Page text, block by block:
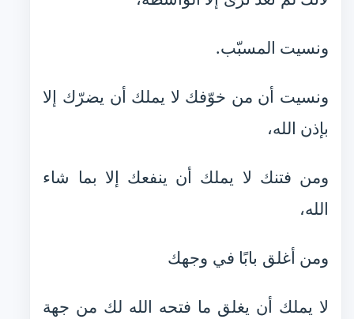
ونسيت المسبّب.
ونسيت أن من خوّفك لا يملك أن يضرّك إلا
بإذن الله،
ومن فتنك لا يملك أن ينفعك إلا بما شاء
الله،
ومن أغلق بابًا في وجهك
لا يملك أن يغلق ما فتحه الله لك من جهة